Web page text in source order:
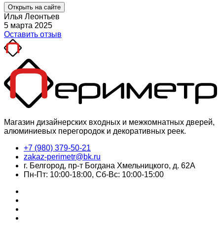
Открыть на сайте
Илья Леонтьев
5 марта 2025
Оставить отзыв
Магазин дизайнерских входных и межкомнатных дверей,
алюминиевых перегородок и декоративных реек.
+7 (980) 379-50-21
zakaz-perimetr@bk.ru
г. Белгород, пр-т Богдана Хмельницкого, д. 62А
Пн-Пт: 10:00-18:00, Сб-Вс: 10:00-15:00